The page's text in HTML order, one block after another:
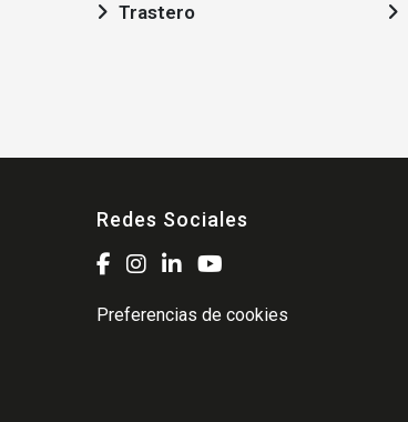
Trastero
Redes Sociales
Preferencias de cookies